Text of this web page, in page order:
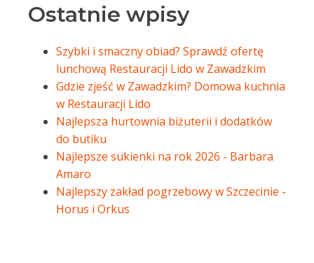
Ostatnie wpisy
Szybki i smaczny obiad? Sprawdź ofertę
lunchową Restauracji Lido w Zawadzkim
Gdzie zjeść w Zawadzkim? Domowa kuchnia
w Restauracji Lido
Najlepsza hurtownia biżuterii i dodatków
do butiku
Najlepsze sukienki na rok 2026 - Barbara
Amaro
Najlepszy zakład pogrzebowy w Szczecinie -
Horus i Orkus